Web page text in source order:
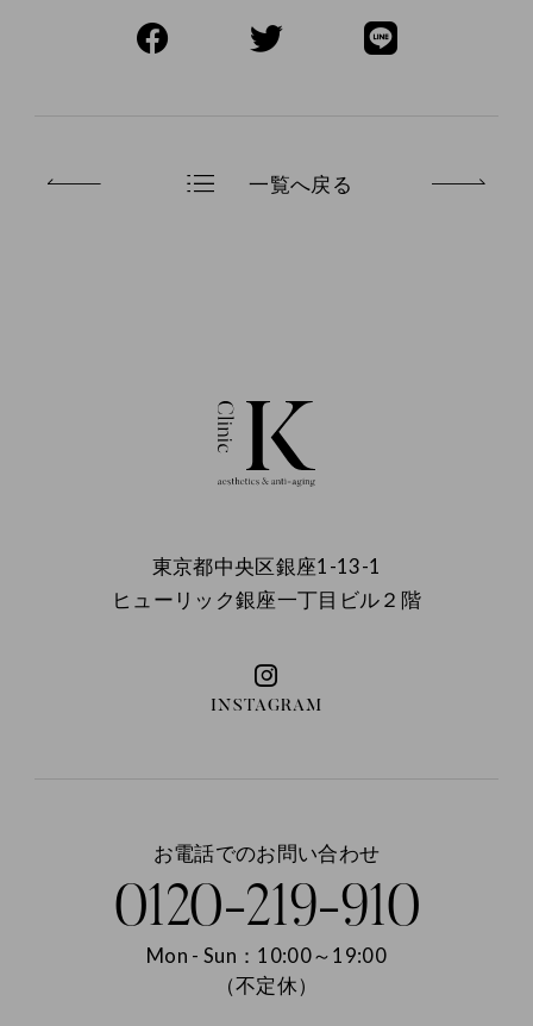
一覧へ戻る
INSTAGRAM
東京都中央区銀座1-13-1
ヒューリック銀座一丁目ビル２階
お電話でのお問い合わせ
0120-219-910
Mon - Sun：10:00～19:00
（不定休）